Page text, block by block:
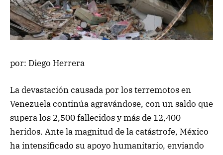
por: Diego Herrera
La devastación causada por los terremotos en
Venezuela continúa agravándose, con un saldo que
supera los 2,500 fallecidos y más de 12,400
heridos. Ante la magnitud de la catástrofe, México
ha intensificado su apoyo humanitario, enviando